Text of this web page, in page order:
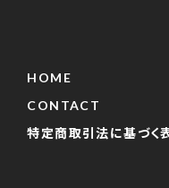
HOME
CONTACT
特定商取引法に基づく